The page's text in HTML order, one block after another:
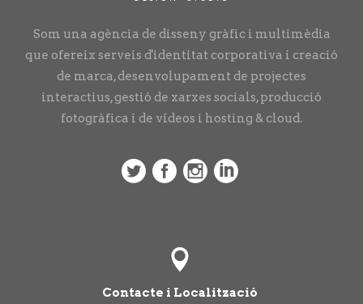
Som una agència de disseny gràfic i multimèdia
que ofereix serveis d'identitat corporativa i creació
de marca, desenvolupament de projectes
interactius, gestió de xarxes socials, producció
fotogràfica i de vídeos i hosting & cloud.
Contacte i Localització